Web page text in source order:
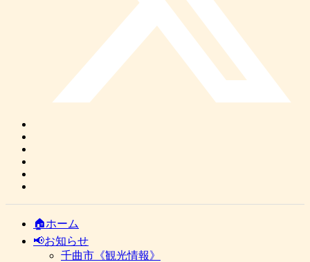
🏠ホーム
📢お知らせ
千曲市《観光情報》